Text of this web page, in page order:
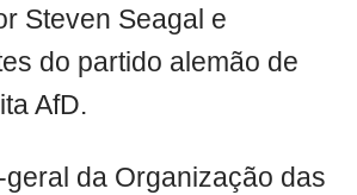
Steven Seagal e
do partido alemão de
AfD.
da Organização das